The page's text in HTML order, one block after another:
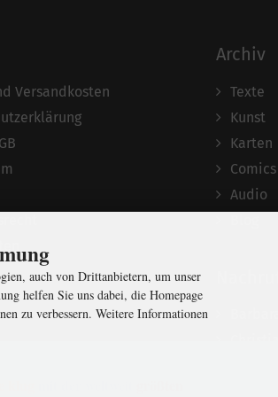
Versandkosten
Archiv
Texte
Kunst
Karten
Comics
Audio
auch von Drittanbietern, um unser
helfen Sie uns dabei, die Homepage
zu verbessern. Weitere Informationen